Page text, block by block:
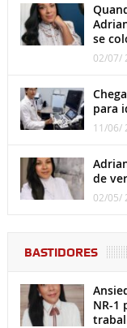
se
02/07/
para
11/06/
de
02/05/
BASTIDORES
NR-1